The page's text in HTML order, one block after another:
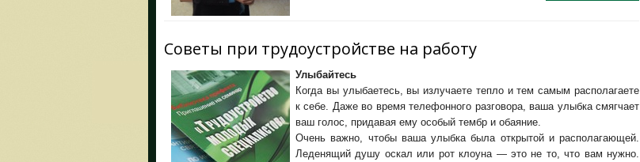
Советы при трудоустройстве на работу
Улыбайтесь
Когда вы улыбаетесь, вы излучаете тепло и тем самым располагаете
к себе. Даже во время телефонного разговора, ваша улыбка смягчает
ваш голос, придавая ему особый тембр и обаяние.
Очень важно, чтобы ваша улыбка была открытой и располагающей.
Леденящий душу оскал или рот клоуна — это не то, что вам нужно.